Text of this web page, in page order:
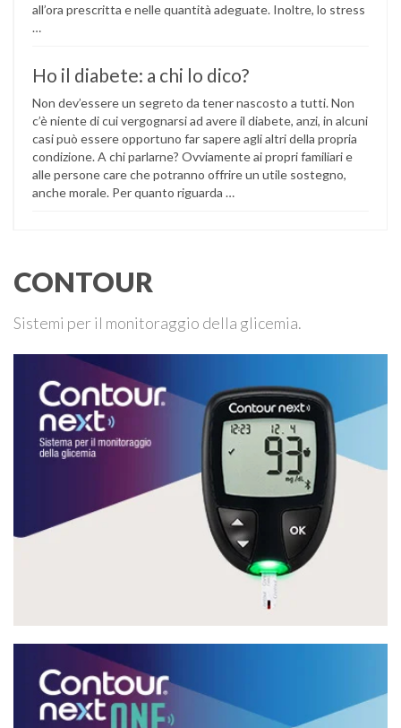
all’ora prescritta e nelle quantità adeguate. Inoltre, lo stress
…
Ho il diabete: a chi lo dico?
Non dev’essere un segreto da tener nascosto a tutti. Non
c’è niente di cui vergognarsi ad avere il diabete, anzi, in alcuni
casi può essere opportuno far sapere agli altri della propria
condizione. A chi parlarne? Ovviamente ai propri familiari e
alle persone care che potranno offrire un utile sostegno,
anche morale. Per quanto riguarda …
CONTOUR
Sistemi per il monitoraggio della glicemia.